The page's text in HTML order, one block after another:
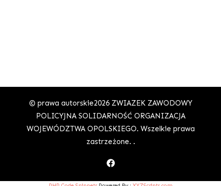
© prawa autorskie2026 ZWIAZEK ZAWODOWY
POLICYJNA SOLIDARNOŚĆ ORGANIZACJA
WOJEWÓDZTWA OPOLSKIEGO. Wszelkie prawa
zastrzeżone. .